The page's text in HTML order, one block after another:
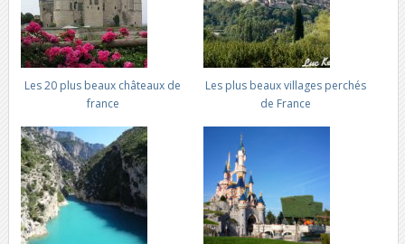
Les 20 plus beaux châteaux de
france
Les plus beaux villages perchés
de France